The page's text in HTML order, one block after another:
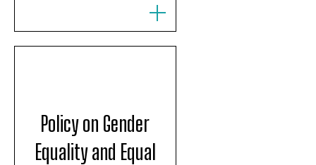
Policy on Gender
Equality and Equal